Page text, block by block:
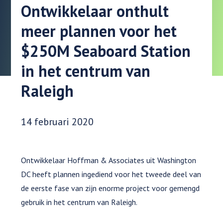
Ontwikkelaar onthult
meer plannen voor het
$250M Seaboard Station
in het centrum van
Raleigh
Datum gepubliceerd:
14 februari 2020
Ontwikkelaar Hoffman & Associates uit Washington
DC heeft plannen ingediend voor het tweede deel van
de eerste fase van zijn enorme project voor gemengd
gebruik in het centrum van Raleigh.